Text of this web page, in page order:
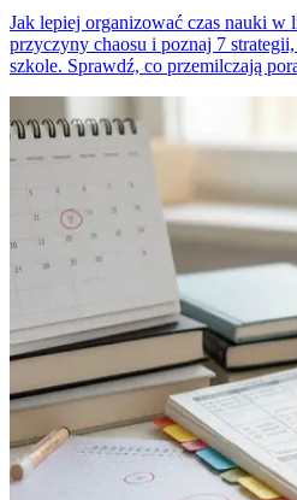
Jak lepiej organizować czas nauki
przyczyny chaosu i poznaj 7
szkole. Sprawdź, co przemilczają